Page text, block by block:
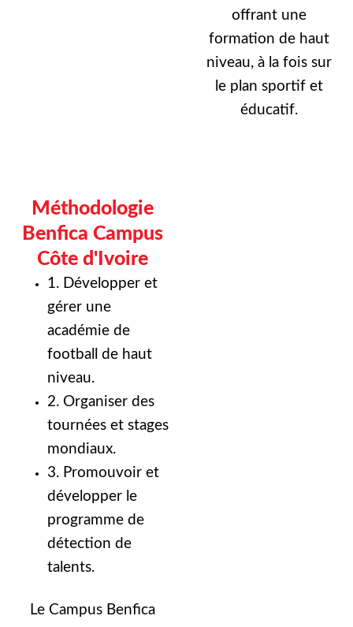
offrant une
formation de haut
niveau, à la fois sur
le plan sportif et
éducatif.
Méthodologie
Benfica Campus
Côte d'Ivoire
1. Développer et
gérer une
académie de
football de haut
niveau.
2. Organiser des
tournées et stages
mondiaux.
3. Promouvoir et
développer le
programme de
détection de
talents.
Le Campus Benfica